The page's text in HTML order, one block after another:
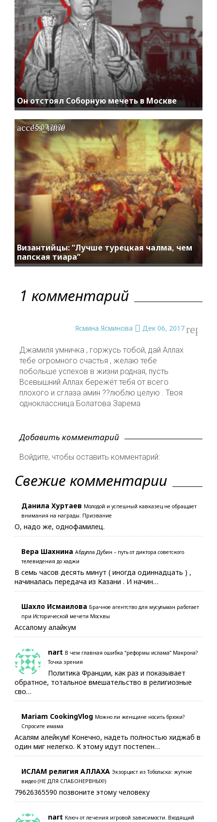
Он отстоял Соборную мечеть в Москве
Византийцы: “Лучше турецкая чалма, чем
папская тиара”
access_time
15.07.2020
1 комментарий
Ясмина Ясминова Дек 06, 2017
Джамиля умничка , горжусь тобой, дай Аллах
тебе огромного счастья , желаю тебе
побольше успехов в жизни родная, пусть
Всевышний Аллах бережёт тебя от всего
плохого и сглаза амин ??люблю целую . Твоя
одноклассница Болатова Зарема
reply
Добавить комментарий
Войдите, чтобы оставить комментарий:
Свежие комментарии
Данила Хуртаев Молодой и успешный кавказец не обращает
внимания на награды. Призвание
О, надо же, однофамилец.
Вера Шахнина Абдулла Дубин – путь от диктора советского
телевидения до хаджи
В семь часов десять минут ( иногда одиннадцать ) ,
начиналась передача из Казани . И начин…
Шахло Исмаилова Брачное агентство для мусульман работает
при Исторической мечети Москвы
Ассалому алайкум
nart В чем главная ошибка “реформы ислама” Макрона?
Точка зрения
Политика Франции, как раз и показывает
обратное, тотальное вмешательство в религиозные
сво…
Mariam CookingVlog Можно ли женщине носить брюки?
Спросите имама
Асалям алейкум! Конечно, надеть полностью хиджаб в
один миг нелегко. К этому идут постепен…
ИСЛАМ религия АЛЛАХА Экзорцист из Тобольска: жуткие
видео (НЕ ДЛЯ СЛАБОНЕРВНЫХ!)
79626365590 позвоните этому человеку
nart Ключ от лечения игровой зависимости. Входящий